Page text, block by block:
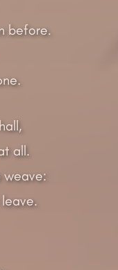
before.
all.
weave: